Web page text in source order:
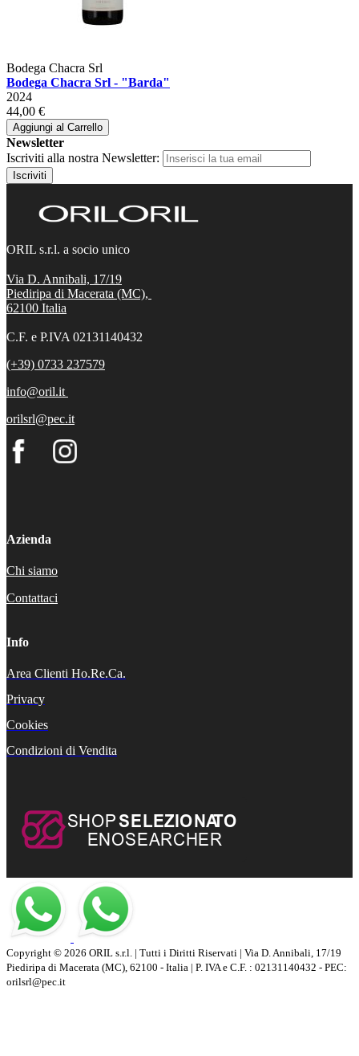
Bodega Chacra Srl
Bodega Chacra Srl - "Barda"
2024
44,00 €
Aggiungi al Carrello
Newsletter
Iscriviti alla nostra Newsletter:
Iscriviti
ORIL s.r.l. a socio unico
Via D. Annibali, 17/19
Piediripa di Macerata (MC),
62100 Italia
C.F. e P.IVA 02131140432
(+39) 0733 237579
info@oril.it
orilsrl@pec.it
Azienda
Chi siamo
Contattaci
Info
Area Clienti Ho.Re.Ca.
Privacy
Cookies
Condizioni di Vendita
Copyright © 2026 ORIL s.r.l. | Tutti i Diritti Riservati | Via D. Annibali, 17/19
Piediripa di Macerata (MC), 62100 - Italia | P. IVA e C.F. : 02131140432 - PEC:
orilsrl@pec.it